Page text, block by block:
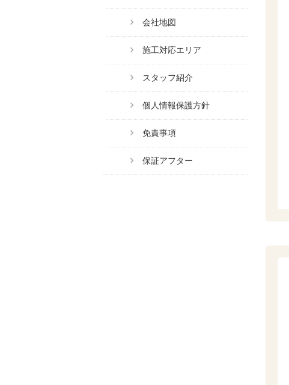
会社地図
施工対応エリア
スタッフ紹介
個人情報保護方針
免責事項
保証アフター